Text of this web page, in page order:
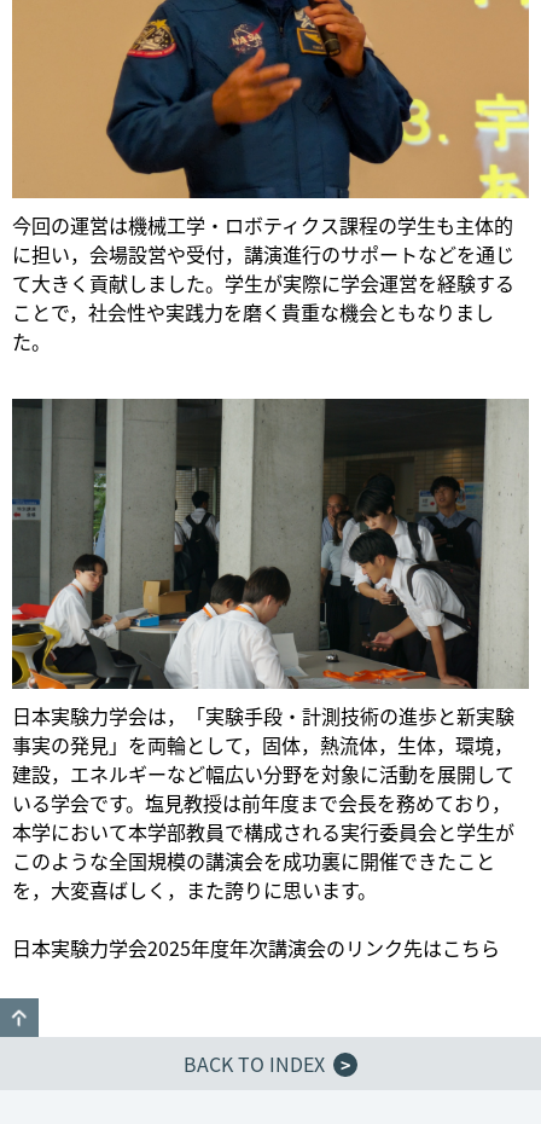
今回の運営は機械工学・ロボティクス課程の学生も主体的
に担い，会場設営や受付，講演進行のサポートなどを通じ
て大きく貢献しました。学生が実際に学会運営を経験する
ことで，社会性や実践力を磨く貴重な機会ともなりまし
た。
日本実験力学会は，「実験手段・計測技術の進歩と新実験
事実の発見」を両輪として，固体，熱流体，生体，環境，
建設，エネルギーなど幅広い分野を対象に活動を展開して
いる学会です。塩見教授は前年度まで会長を務めており，
本学において本学部教員で構成される実行委員会と学生が
このような全国規模の講演会を成功裏に開催できたこと
を，大変喜ばしく，また誇りに思います。
日本実験力学会2025年度年次講演会のリンク先はこちら
BACK TO INDEX
>